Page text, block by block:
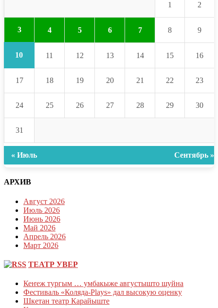
1 2
3 4 5 6 7 8 9
10 11 12 13 14 15 16
17 18 19 20 21 22 23
24 25 26 27 28 29 30
31
« Июль Сентябрь »
АРХИВ
Август 2026
Июль 2026
Июнь 2026
Май 2026
Апрель 2026
Март 2026
ТЕАТР УВЕР
Кеҥеж тургым … умбакыже августышто шуйна
Фестиваль «Коляда-Plays» дал высокую оценку
Шкетан театр Карайыште